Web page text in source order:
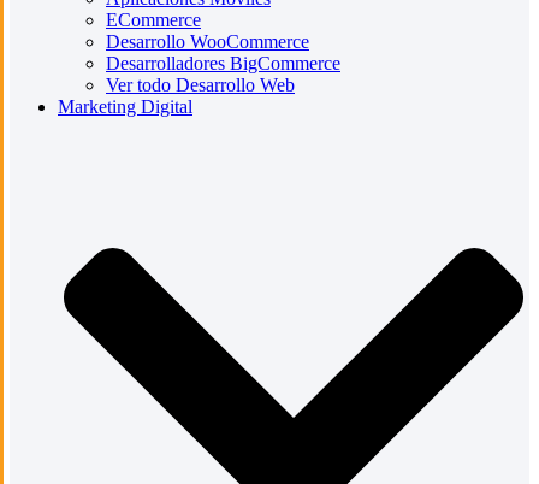
ECommerce
Desarrollo WooCommerce
Desarrolladores BigCommerce
Ver todo Desarrollo Web
Marketing Digital